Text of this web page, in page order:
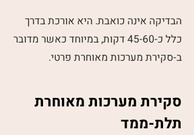
הבדיקה אינה כואבת. היא אורכת בדרך
כלל כ-45-60 דקות, במיוחד כאשר מדובר
ב-סקירת מערכות מאוחרת פרטי.
סקירת מערכות מאוחרת
תלת-ממד